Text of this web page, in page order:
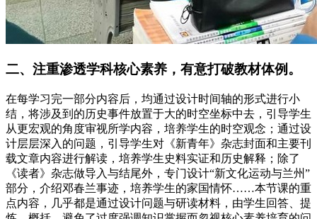
二、注重渗透学科核心素养，有意打破教材体例。
在每学习完一部分内容后，均通过设计时间轴的形式进行小
结，将涉及到的历史事件放置于大的时空坐标中去，引导学生
从更宏观的角度审视所学内容，培养学生的时空观念；通过设
计层层深入的问题，引导学生对《新青年》杂志封面和主要刊
载文章内容进行解读，培养学生史料实证和历史解释；除了
《读者》杂志做导入与结尾外，专门设计“新文化运动与兰州”
部分，介绍邓春兰事迹，培养学生的家国情怀……本节课的重
点内容，几乎都是通过设计问题与研读材料，由学生回答、提